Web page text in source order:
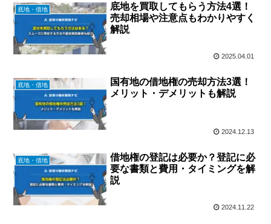
底地・借地
底地を買取してもらう方法4選！
売却相場や注意点もわかりやすく
解説
2025.04.01
底地・借地
国有地の借地権の売却方法3選！
メリット・デメリットも解説
2024.12.13
底地・借地
借地権の登記は必要か？登記に必
要な書類と費用・タイミングを解
説
2024.11.22